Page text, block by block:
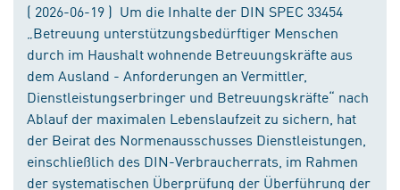
( 2026-06-19 ) Um die Inhalte der DIN SPEC 33454
„Betreuung unterstützungsbedürftiger Menschen
durch im Haushalt wohnende Betreuungskräfte aus
dem Ausland - Anforderungen an Vermittler,
Dienstleistungserbringer und Betreuungskräfte“ nach
Ablauf der maximalen Lebenslaufzeit zu sichern, hat
der Beirat des Normenausschusses Dienstleistungen,
einschließlich des DIN-Verbraucherrats, im Rahmen
der systematischen Überprüfung der Überführung der